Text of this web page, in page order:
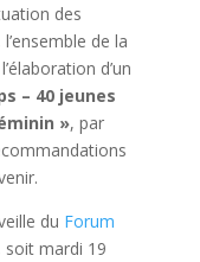
des
de la
d’un
– 40 jeunes
», par
du Forum
soit mardi 19